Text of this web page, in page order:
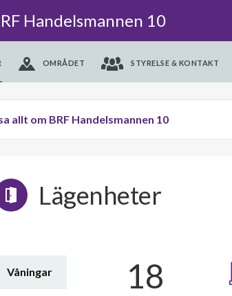
Handelsmannen 10
OMRÅDET STYRELSE & KONTAKT
allt om BRF Handelsmannen 10
Lägenheter
Våningar 18